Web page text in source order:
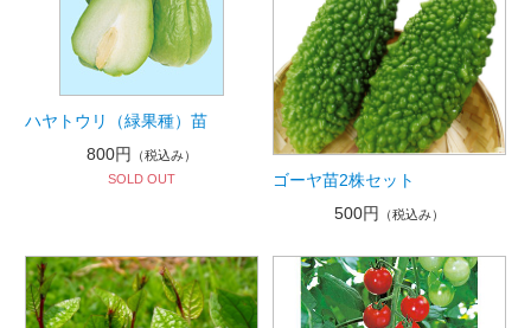
ハヤトウリ（緑果種）苗
800円
（税込み）
SOLD OUT
ゴーヤ苗2株セット
500円
（税込み）